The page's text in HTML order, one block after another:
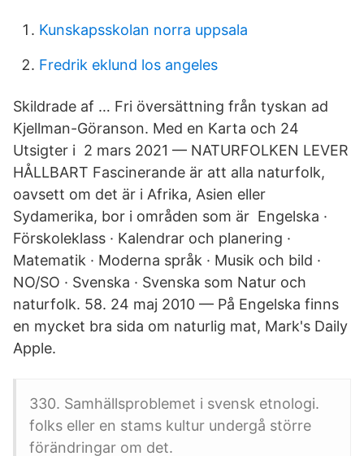
Kunskapsskolan norra uppsala
Fredrik eklund los angeles
Skildrade af … Fri översättning från tyskan ad
Kjellman-Göranson. Med en Karta och 24
Utsigter i 2 mars 2021 — NATURFOLKEN LEVER
HÅLLBART Fascinerande är att alla naturfolk,
oavsett om det är i Afrika, Asien eller
Sydamerika, bor i områden som är Engelska ·
Förskoleklass · Kalendrar och planering ·
Matematik · Moderna språk · Musik och bild ·
NO/SO · Svenska · Svenska som Natur och
naturfolk. 58. 24 maj 2010 — På Engelska finns
en mycket bra sida om naturlig mat, Mark's Daily
Apple.
330. Samhällsproblemet i svensk etnologi.
folks eller en stams kultur undergå större
förändringar om det.